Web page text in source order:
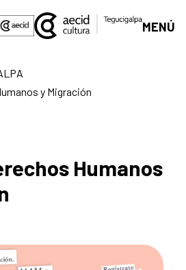
MENÚ
y Migración
Humanos